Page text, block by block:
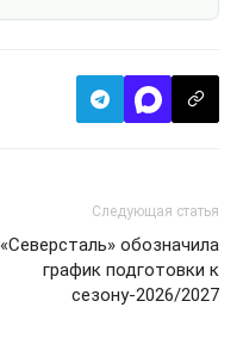
Следующая статья
«Северсталь» обозначила
график подготовки к
сезону-2026/2027